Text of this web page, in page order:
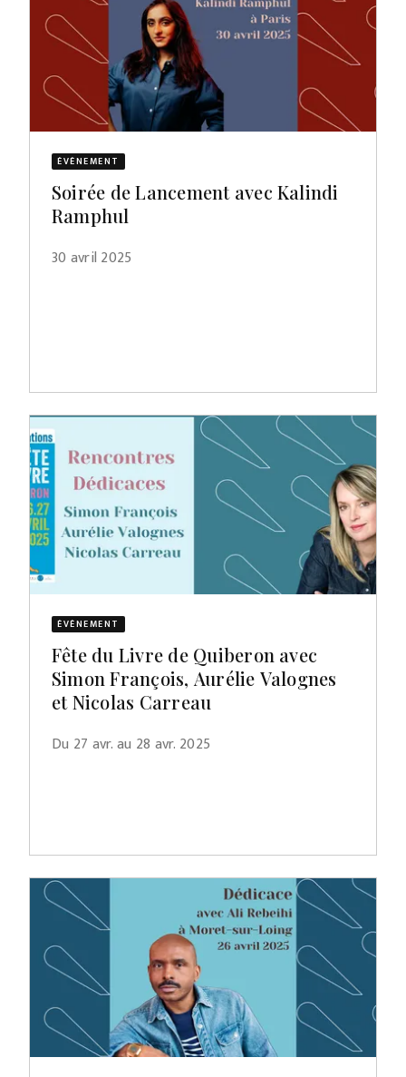
ÉVÈNEMENT
Soirée de Lancement avec Kalindi
Ramphul
30 avril 2025
ÉVÈNEMENT
Fête du Livre de Quiberon avec
Simon François, Aurélie Valognes
et Nicolas Carreau
Du 27 avr. au 28 avr. 2025